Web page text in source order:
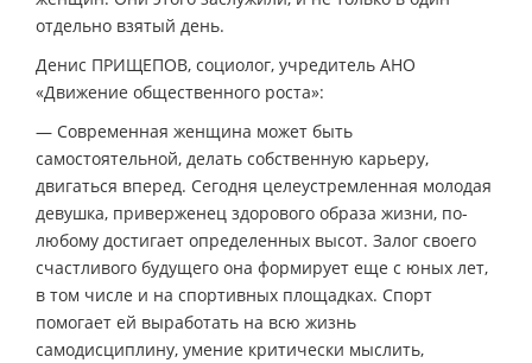
отдельно взятый день.
Денис ПРИЩЕПОВ, социолог, учредитель АНО
«Движение общественного роста»:
— Современная женщина может быть
самостоятельной, делать собственную карьеру,
двигаться вперед. Сегодня целеустремленная молодая
девушка, приверженец здорового образа жизни, по-
любому достигает определенных высот. Залог своего
счастливого будущего она формирует еще с юных лет,
в том числе и на спортивных площадках. Спорт
помогает ей выработать на всю жизнь
самодисциплину, умение критически мыслить,